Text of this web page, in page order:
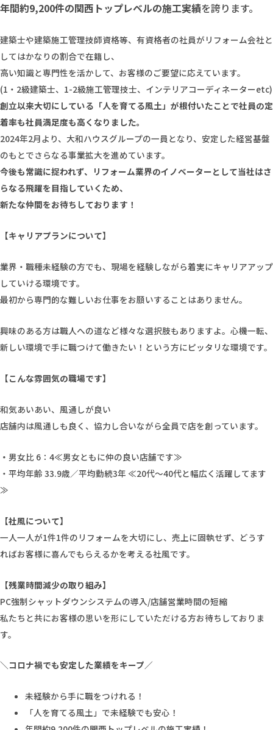
年間約9,200件の関西トップレベルの施工実績を誇ります。
建築士や建築施工管理技師資格等、有資格者の社員がリフォーム会社と
してはかなりの割合で在籍し、
高い知識と専門性を活かして、お客様のご要望に応えています。
(1・2級建築士、1-2級施工管理技士、インテリアコーディネーターetc)
創立以来大切にしている「人を育てる風土」が根付いたことで社員の定
着率も社員満足度も高くなりました。
2024年2月より、大和ハウスグループの一員となり、安定した経営基盤
のもとでさらなる事業拡大を進めています。
今後も常識に捉われず、リフォーム業界のイノベーターとして当社はさ
らなる飛躍を目指していくため、
新たな仲間をお待ちしております！
【キャリアプランについて】
業界・職種未経験の方でも、現場を経験しながら着実にキャリアアップ
していける環境です。
最初から専門的な難しいお仕事をお願いすることはありません。
興味のある方は職人への道など様々な選択肢もありますよ。心機一転、
新しい環境で手に職つけて働きたい！という方にピッタリな環境です。
【こんな雰囲気の職場です】
和気あいあい、風通しが良い
店舗内は風通しも良く、協力し合いながら全員で店を創っています。
・ 男女比 6：4≪男女ともに仲の良い店舗です≫
・平均年齢 33.9歳／平均勤続3年 ≪20代〜40代と幅広く活躍してます
≫
【社風について】
一人一人が1件1件のリフォームを大切にし、売上に固執せず、どうす
ればお客様に喜んでもらえるかを考える社風です。
【残業時間減少の取り組み】
PC強制シャットダウンシステムの導入/店舗営業時間の短縮
私たちと共にお客様の思いを形にしていただける方お待ちしておりま
す。
＼コロナ禍でも安定した業績をキープ／
未経験から手に職をつけれる！
「人を育てる風土」で未経験でも安心！